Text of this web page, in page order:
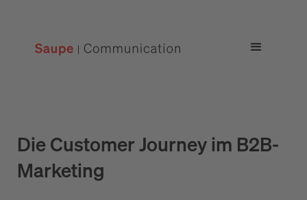
Die Customer Journey im B2B-
Marketing